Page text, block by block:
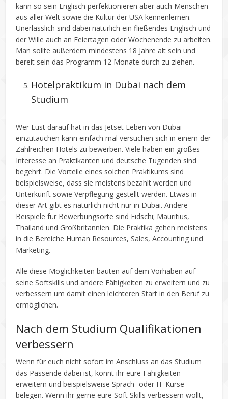
kann so sein Englisch perfektionieren aber auch Menschen
aus aller Welt sowie die Kultur der USA kennenlernen.
Unerlässlich sind dabei natürlich ein fließendes Englisch und
der Wille auch an Feiertagen oder Wochenende zu arbeiten.
Man sollte außerdem mindestens 18 Jahre alt sein und
bereit sein das Programm 12 Monate durch zu ziehen.
Hotelpraktikum in Dubai nach dem
Studium
Wer Lust darauf hat in das Jetset Leben von Dubai
einzutauchen kann einfach mal versuchen sich in einem der
Zahlreichen Hotels zu bewerben. Viele haben ein großes
Interesse an Praktikanten und deutsche Tugenden sind
begehrt. Die Vorteile eines solchen Praktikums sind
beispielsweise, dass sie meistens bezahlt werden und
Unterkunft sowie Verpflegung gestellt werden. Etwas in
dieser Art gibt es natürlich nicht nur in Dubai. Andere
Beispiele für Bewerbungsorte sind Fidschi; Mauritius,
Thailand und Großbritannien. Die Praktika gehen meistens
in die Bereiche Human Resources, Sales, Accounting und
Marketing.
Alle diese Möglichkeiten bauten auf dem Vorhaben auf
seine Softskills und andere Fähigkeiten zu erweitern und zu
verbessern um damit einen leichteren Start in den Beruf zu
ermöglichen.
Nach dem Studium Qualifikationen
verbessern
Wenn für euch nicht sofort im Anschluss an das Studium
das Passende dabei ist, könnt ihr eure Fähigkeiten
erweitern und beispielsweise Sprach- oder IT-Kurse
belegen. Wenn ihr gerne eure Soft Skills verbessern wollt,